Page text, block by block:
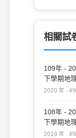
相關試
109年 -
下學期地
#96456
2020 年 ·
108年 -
下學期地
#92053
2019 年 ·